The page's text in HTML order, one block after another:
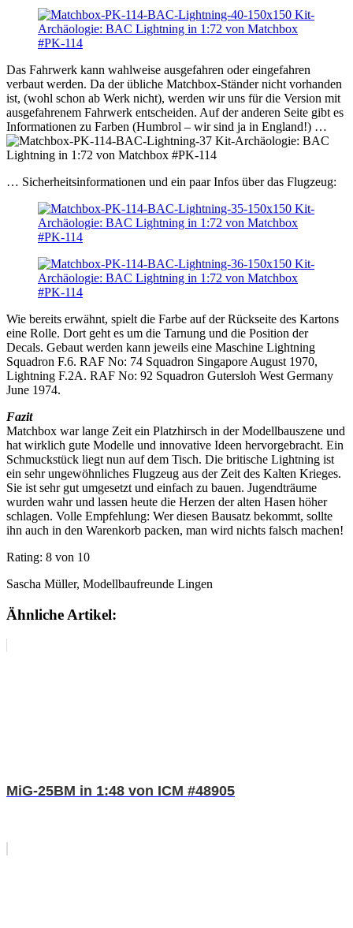
Das Fahrwerk kann wahlweise ausgefahren oder eingefahren
verbaut werden. Da der übliche Matchbox-Ständer nicht vorhanden
ist, (wohl schon ab Werk nicht), werden wir uns für die Version mit
ausgefahrenem Fahrwerk entscheiden. Auf der anderen Seite gibt es
Informationen zu Farben (Humbrol – wir sind ja in England!) …
… Sicherheitsinformationen und ein paar Infos über das Flugzeug:
Wie bereits erwähnt, spielt die Farbe auf der Rückseite des Kartons
eine Rolle. Dort geht es um die Tarnung und die Position der
Decals. Gebaut werden kann jeweils eine Maschine Lightning
Squadron F.6. RAF No: 74 Squadron Singapore August 1970,
Lightning F.2A. RAF No: 92 Squadron Gutersloh West Germany
June 1974.
Fazit
Matchbox war lange Zeit ein Platzhirsch in der Modellbauszene und
hat wirklich gute Modelle und innovative Ideen hervorgebracht. Ein
Schmuckstück liegt nun auf dem Tisch. Die britische Lightning ist
ein sehr ungewöhnliches Flugzeug aus der Zeit des Kalten Krieges.
Sie ist sehr gut umgesetzt und einfach zu bauen. Jugendträume
wurden wahr und lassen heute die Herzen der alten Hasen höher
schlagen. Volle Empfehlung: Wer diesen Bausatz bekommt, sollte
ihn auch in den Warenkorb packen, man wird nichts falsch machen!
Rating: 8 von 10
Sascha Müller, Modellbaufreunde Lingen
Ähnliche Artikel:
MiG-25BM in 1:48 von ICM #48905